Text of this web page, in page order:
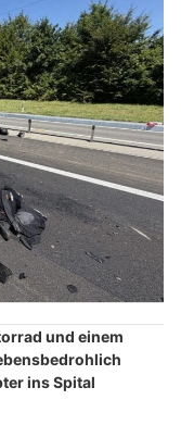
und einem
ins Spital